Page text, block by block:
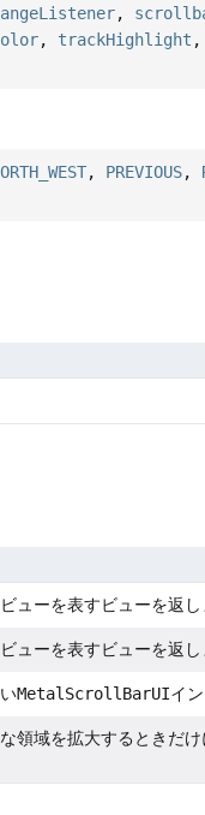
,
, trackHighlight ,
, PREVIOUS,
ューを表すビューを返し
ューを表すビューを返し
MetalScrollBarUIイ
領域を拡大するときだけ